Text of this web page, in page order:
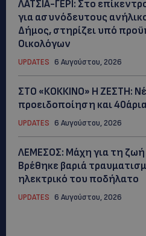
ΛΑΤΣΙΑ-ΓΕΡΙ: Στο
για ασυνόδευτους
Δήμος, στηρίζει υπό
Οικολόγων
UPDATES 6 Αυγούστου, 2026
ΣΤΟ «ΚΟΚΚΙΝΟ» Η ΖΕΣΤΗ:
προειδοποίηση και
UPDATES 6 Αυγούστου, 2026
ΛΕΜΕΣΟΣ: Μάχη για τη ζωή
Βρέθηκε βαριά
ηλεκτρικό του ποδήλατο
UPDATES 6 Αυγούστου, 2026